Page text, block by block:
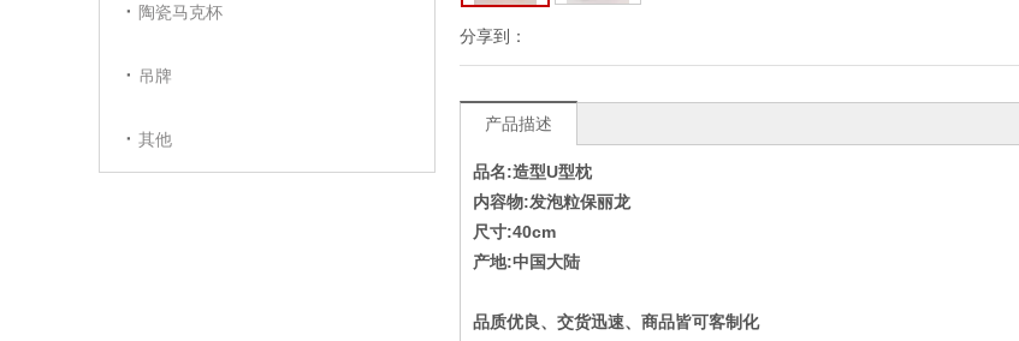
陶瓷马克杯
吊牌
其他
分享到：
产品描述
品名:造型U型枕
内容物:发泡粒保丽龙
尺寸:40cm
产地:中国大陆
品质优良、交货迅速、商品皆可客制化